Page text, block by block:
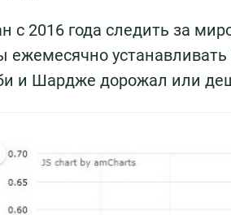
с 2016 года следить за
ежемесячно
и Шардже дорожал или